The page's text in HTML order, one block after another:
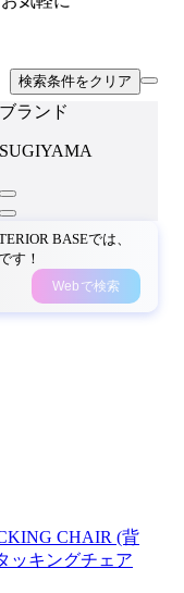
検索条件をクリア
ブランド
SUGIYAMA
BASEでは、
す！
Webで検索